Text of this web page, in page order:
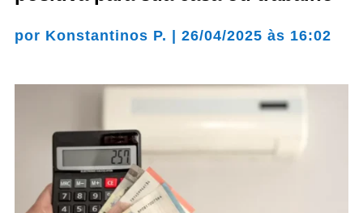
por Konstantinos P. 26/04/2025 às 16:02